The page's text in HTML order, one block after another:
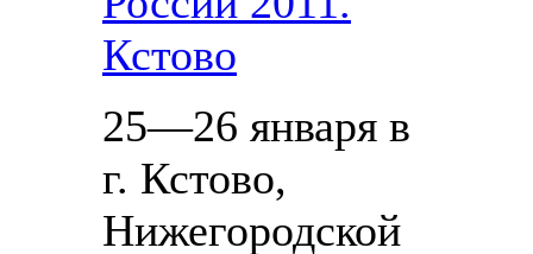
Кстово
25—26 января в
г. Кстово,
Нижегородской